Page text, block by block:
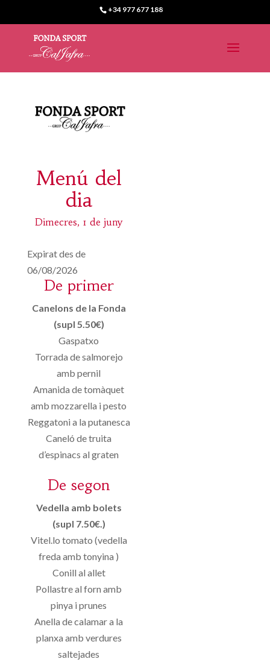
+34 977 677 188
Menú del
dia
Dimecres, 1 de juny
Expirat des de
06/08/2026
De primer
Canelons de la Fonda
(supl 5.50€)
Gaspatxo
Torrada de salmorejo
amb pernil
Amanida de tomàquet
amb mozzarella i pesto
Reggatoni a la putanesca
Caneló de truita
d’espinacs al graten
De segon
Vedella amb bolets
(supl 7.50€.)
Vitel.lo tomato (vedella
freda amb tonyina )
Conill al allet
Pollastre al forn amb
pinya i prunes
Anella de calamar a la
planxa amb verdures
saltejades